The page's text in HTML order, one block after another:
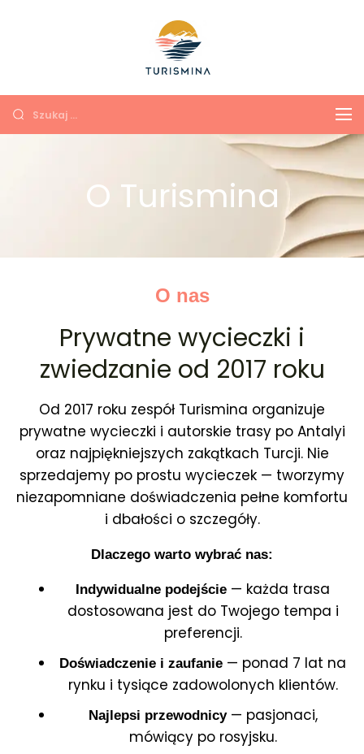
O Turismina
O nas
Prywatne wycieczki i
zwiedzanie od 2017 roku
Od 2017 roku zespół Turismina organizuje
prywatne wycieczki i autorskie trasy po Antalyi
oraz najpiękniejszych zakątkach Turcji. Nie
sprzedajemy po prostu wycieczek — tworzymy
niezapomniane doświadczenia pełne komfortu
i dbałości o szczegóły.
Dlaczego warto wybrać nas:
Indywidualne podejście — każda trasa
dostosowana jest do Twojego tempa i
preferencji.
Doświadczenie i zaufanie — ponad 7 lat na
rynku i tysiące zadowolonych klientów.
Najlepsi przewodnicy— pasjonaci,
mówiący po rosyjsku.